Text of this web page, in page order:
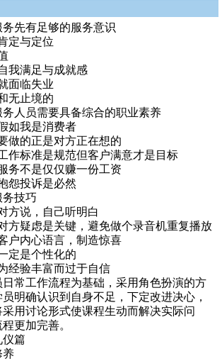
先有足够的服务意识
定与定位
我满足与成就感
面临失业
无止境的
人员需要具备综合的职业素养
如我是消费者
的正是对方正在想的
标准是规范但客户满意才是目标
不是仅仅赚一份工资
怨投诉是必然
技巧
说，自己听明白
疑虑是关键，避免做个录音机重复播放
内心语言，制造惊喜
定是个性化的
验丰富而过于自信
日常工作流程为基础，采用角色扮演的方
明确认识到自身不足，下定改进决心，
用讨论形式使课程生动而解决实际问
更加完善。
仪篇
养